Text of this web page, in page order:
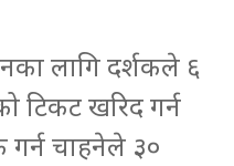
लागि दर्शकले ६
टिकट खरिद गर्न
चाहनेले ३०